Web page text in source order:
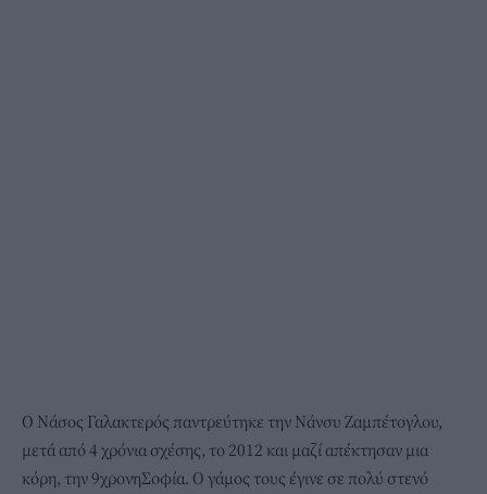
Ο Νάσος Γαλακτερός παντρεύτηκε την Νάνσυ Ζαμπέτογλου,
μετά από 4 χρόνια σχέσης, το 2012 και μαζί απέκτησαν μια
κόρη, την 9χρονηΣοφία. Ο γάμος τους έγινε σε πολύ στενό